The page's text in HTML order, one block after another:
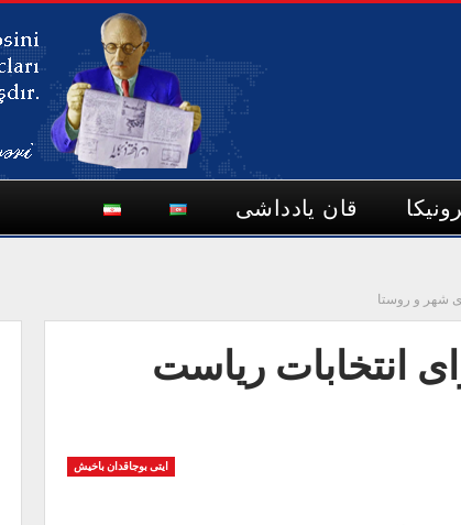
قان یادداشی
شهر و روستا
انتخابات ریاست
ایتی بوجاقدان باخیش